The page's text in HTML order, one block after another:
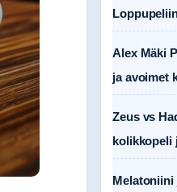
Alex Mäki
ja avoimet
Zeus vs
kolikkopeli
Melatoniini